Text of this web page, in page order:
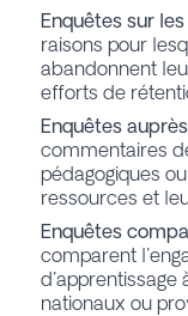
Enquêtes sur
raisons pour
abandonnent
efforts de
Enquêtes
commentaires
pédagogiques
ressources et
Enquêtes
comparent
d'apprentissage
nationaux ou